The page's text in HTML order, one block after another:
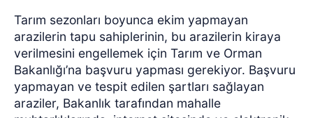
Tarım sezonları boyunca ekim yapmayan
arazilerin tapu sahiplerinin, bu arazilerin kiraya
verilmesini engellemek için Tarım ve Orman
Bakanlığı’na başvuru yapması gerekiyor. Başvuru
yapmayan ve tespit edilen şartları sağlayan
araziler, Bakanlık tarafından mahalle